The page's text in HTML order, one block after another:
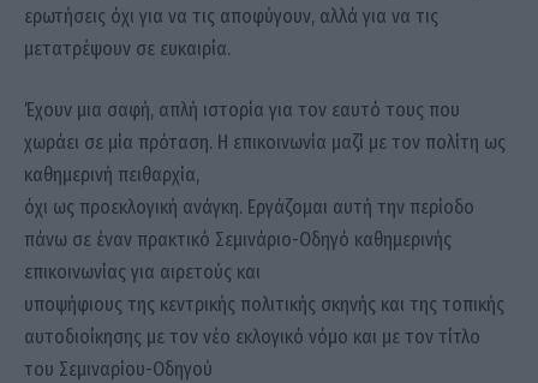
ερωτήσεις όχι για να τις αποφύγουν, αλλά για να τις
μετατρέψουν σε ευκαιρία.
Έχουν μια σαφή, απλή ιστορία για τον εαυτό τους που
χωράει σε μία πρόταση. Η επικοινωνία μαζί με τον πολίτη ως
καθημερινή πειθαρχία,
όχι ως προεκλογική ανάγκη. Εργάζομαι αυτή την περίοδο
πάνω σε έναν πρακτικό Σεμινάριο-Οδηγό καθημερινής
επικοινωνίας για αιρετούς και
υποψήφιους της κεντρικής πολιτικής σκηνής και της τοπικής
αυτοδιοίκησης με τον νέο εκλογικό νόμο και με τον τίτλο
του Σεμιναρίου-Οδηγού